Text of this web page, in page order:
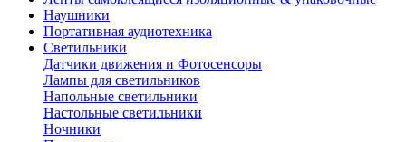
Наушники
Портативная аудиотехника
Светильники
Датчики движения и Фотосенсоры
Лампы для светильников
Напольные светильники
Настольные светильники
Ночники